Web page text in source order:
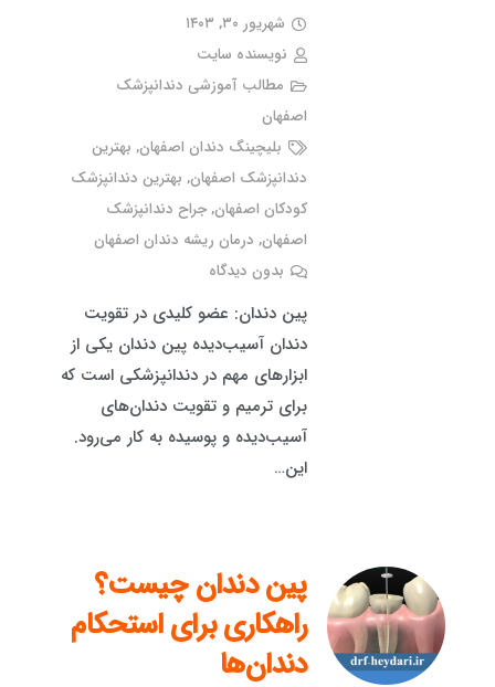
شهریور ۳۰, ۱۴۰۳
نویسنده سایت
مطالب آموزشی دندانپزشک
اصفهان
بلیچینگ دندان اصفهان, بهترین
دندانپزشک اصفهان, بهترین دندانپزشک
کودکان اصفهان,جراح دندانپزشک
اصفهان, درمان ریشه دندان اصفهان
بدون دیدگاه
پین دندان: عضو کلیدی در تقویت
دندان آسیب‌دیده پین دندان یکی از
ابزارهای مهم در دندانپزشکی است که
برای ترمیم و تقویت دندان‌های
آسیب‌دیده و پوسیده به کار می‌رود.
این…
پین دندان چیست؟
راهکاری برای استحکام
دندان‌ها